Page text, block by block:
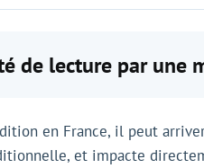
de lecture par une
en France, il peut
et impacte